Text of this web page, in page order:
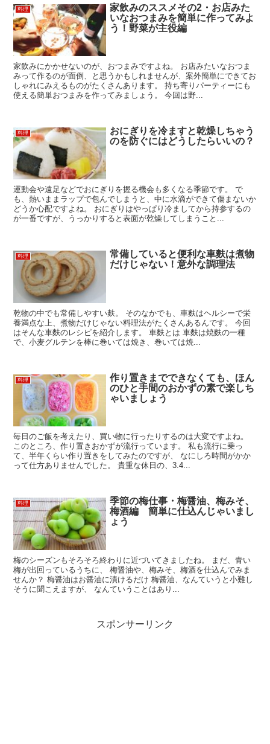
料理
家飲みのススメその2・お店みた
いなおつまみを簡単に作ってみよ
う！野菜が主役編
家飲みにかかせないのが、おつまみですよね。 お店みたいなおつま
みって作るのが面倒、と思うかもしれませんが、案外簡単にできてお
しゃれにみえるものがたくさんあります。 持ち寄りパーティーにも
使える簡単おつまみを作ってみましょう。 今回は野...
料理
おにぎりを冷ますと乾燥しちゃう
のを防ぐにはどうしたらいいの？
運動会や遠足などでおにぎりを握る機会も多くなる季節です。 で
も、熱いままラップで包んでしまうと、中に水滴ができて傷まないか
どうか心配ですよね。 おにぎりはやっぱり冷ましてから持参するの
が一番ですが、うっかりすると表面が乾燥してしまうこと...
料理
常備していると便利な車麩は煮物
だけじゃない！意外な調理法
乾物の中でも常備しやすい麸。 そのなかでも、車麩はヘルシーで栄
養満点な上、煮物だけじゃない料理法がたくさんあるんです。 今回
はそんな車麩のレシピを紹介します。 車麩とは 車麩は焼麩の一種
で、小麦グルテンを棒に巻いては焼き、巻いては焼...
料理
作り置きまでできなくても、ほん
のひと手間のおかずの素で楽しち
ゃいましょう
毎日のご飯を考えたり、買い物に行ったりするのは大変ですよね。
このところ、作り置きおかずが流行っています。 私も流行に乗っ
て、半年くらい作り置きをしてみたのですが、 なにしろ時間がかか
って仕方ありませんでした。 貴重な休日の、3.4...
料理
季節の梅仕事・梅醤油、梅みそ、
梅酒編 簡単に仕込んじゃいまし
ょう
梅のシーズンもそろそろ終わりに近づいてきましたね。 まだ、青い
梅が出回っているうちに、 梅醤油や、梅みそ、梅酒を仕込んでみま
せんか？ 梅醤油はお醤油に漬けるだけ 梅醤油、なんていうと小難し
そうに聞こえますが、 なんていうことはあり...
スポンサーリンク